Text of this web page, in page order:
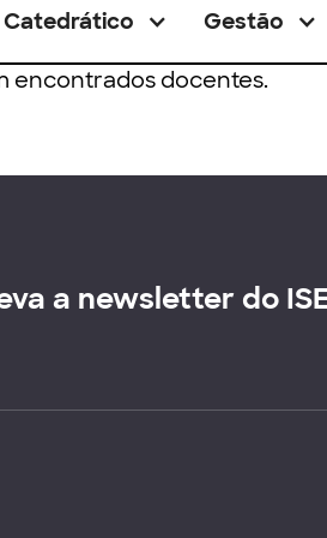
Catedrático Gestão
encontrados docentes.
a newsletter do